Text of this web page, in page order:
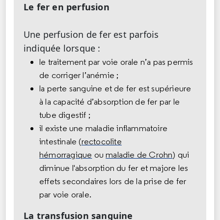
Le fer en perfusion
Une perfusion de fer est parfois
indiquée lorsque :
le traitement par voie orale n’a pas permis
de corriger l’anémie ;
la perte sanguine et de fer est supérieure
à la capacité d’absorption de fer par le
tube digestif ;
il existe une maladie inflammatoire
intestinale (rectocolite
hémorragique oumaladie de Crohn) qui
diminue l'absorption du fer et majore les
effets secondaires lors de la prise de fer
par voie orale.
La transfusion sanguine